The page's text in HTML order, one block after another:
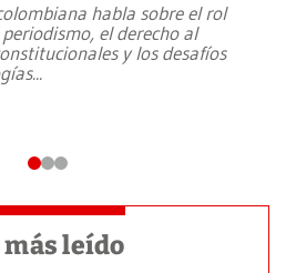
habla sobre el rol
el derecho al
y los desafíos
...
más leído